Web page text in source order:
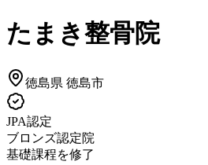
たまき整骨院
徳島県 徳島市
JPA認定
ブロンズ認定院
基礎課程を修了